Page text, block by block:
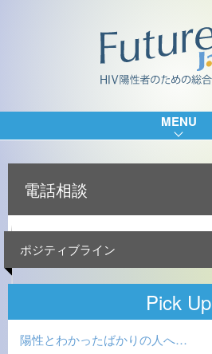
MENU
電話相談
ポジティブライン
Pick Up
陽性とわかったばかりの人へ…